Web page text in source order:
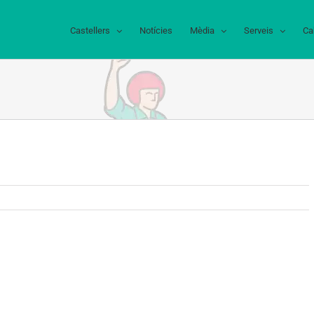
Castellers Notícies Mèdia Serveis